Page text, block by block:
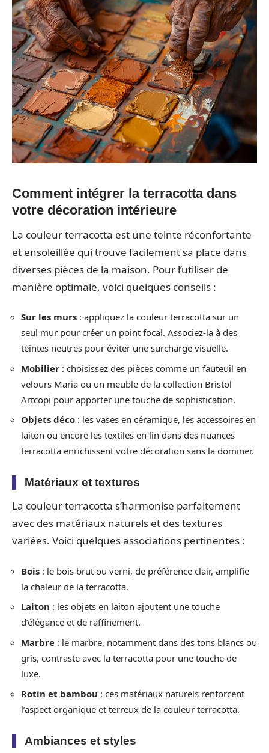
Comment intégrer la terracotta dans
votre décoration intérieure
La couleur terracotta est une teinte réconfortante
et ensoleillée qui trouve facilement sa place dans
diverses pièces de la maison. Pour l’utiliser de
manière optimale, voici quelques conseils :
Sur les murs : appliquez la couleur terracotta sur un
seul mur pour créer un point focal. Associez-la à des
teintes neutres pour éviter une surcharge visuelle.
Mobilier : choisissez des pièces comme un fauteuil en
velours Maria ou un meuble de la collection Bristol
Artcopi pour apporter une touche de sophistication.
Objets déco : les vases en céramique, les accessoires en
laiton ou encore les textiles en lin dans des nuances
terracotta enrichissent votre décoration sans la dominer.
Matériaux et textures
La couleur terracotta s’harmonise parfaitement
avec des matériaux naturels et des textures
variées. Voici quelques associations pertinentes :
Bois : le bois brut ou verni, de préférence clair, amplifie
la chaleur de la terracotta.
Laiton : les objets en laiton ajoutent une touche
d’élégance et de raffinement.
Marbre : le marbre, notamment dans des tons blancs ou
gris, contraste avec la terracotta pour une touche de
luxe.
Rotin et bambou : ces matériaux naturels renforcent
l’aspect organique et terreux de la couleur terracotta.
Ambiances et styles